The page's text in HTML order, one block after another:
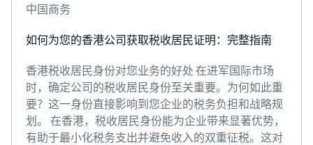
中国商务
如何为您的香港公司获取税收居民证明：完整指南
香港税收居民身份对您业务的好处 在进军国际市场
时，确定公司的税收居民身份至关重要。为何如此重
要？这一身份直接影响到您企业的税务负担和战略规
划。 在香港，税收居民身份能为企业带来显著优势，
有助于最小化税务支出并避免收入的双重征税。这对